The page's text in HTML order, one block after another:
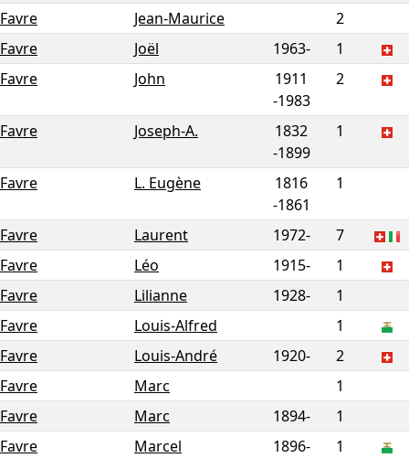
Favre
Jean-Maurice
2
Favre
Joël 1963-
1
Favre
John
1911
-1983
2
Favre Joseph-A.
1832
-1899
1
Favre L. Eugène
1816
-1861
1
Favre Laurent 1972-
7
Favre
Léo 1915-
1
Favre
Lilianne 1928-
1
Favre
Louis-Alfred
1
Favre
Louis-André 1920-
2
Favre
Marc
1
Favre
Marc 1894-
1
Favre
Marcel 1896-
1